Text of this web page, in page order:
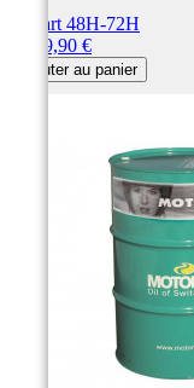
Départ 48H-72H
1 459,90 €
Ajouter au panier